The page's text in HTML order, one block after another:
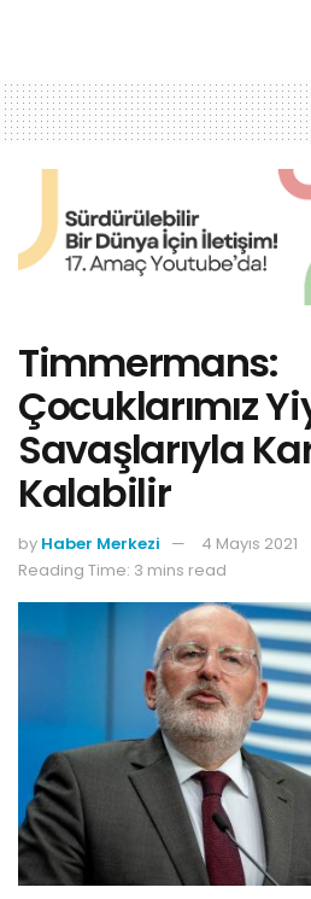
Timmermans:
Çocuklarımız
Savaşlarıyla
Kalabilir
by Haber Merkezi
4 Mayıs 2021
Reading Time: 3 mins read